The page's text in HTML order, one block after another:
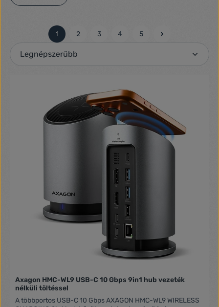
Oldal
1
Oldal
2
Oldal
3
Oldal
4
Oldal
5
Axagon HMC-WL9 USB-C 10 Gbps 9in1 hub vezeték
nélküli töltéssel
A többportos USB-C 10 Gbps AXAGON HMC-WL9 WIRELESS